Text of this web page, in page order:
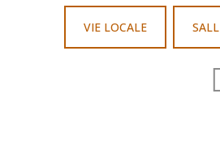
VIE LOCALE